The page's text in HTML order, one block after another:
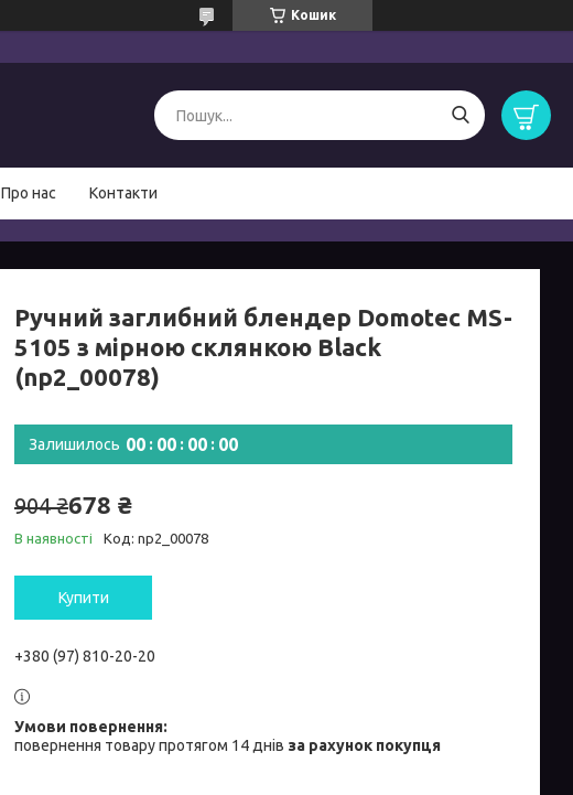
Кошик
Про нас Контакти
Ручний заглибний блендер Domotec MS-
5105 з мірною склянкою Black
(np2_00078)
Залишилось 00 00 00 00
904 ₴678 ₴
В наявності Код: np2_00078
Купити
+380 (97) 810-20-20
повернення товару протягом 14 днів за рахунок покупця